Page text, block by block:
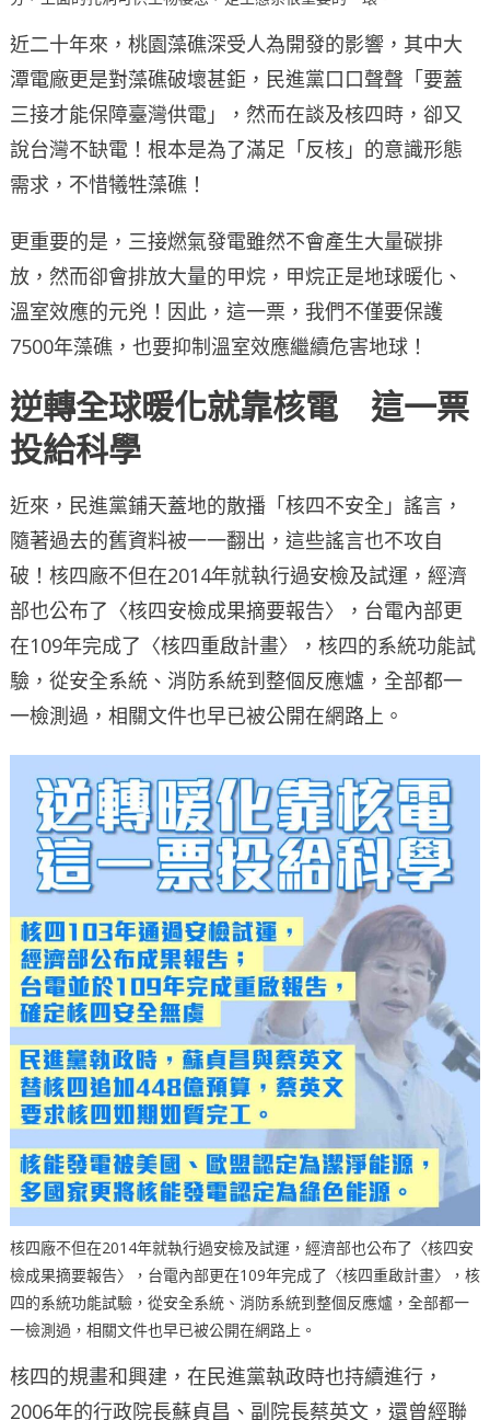
近二十年來，桃園藻礁深受人為開發的影響，其中大
潭電廠更是對藻礁破壞甚鉅，民進黨口口聲聲「要蓋
三接才能保障臺灣供電」，然而在談及核四時，卻又
說台灣不缺電！根本是為了滿足「反核」的意識形態
需求，不惜犧牲藻礁！
更重要的是，三接燃氣發電雖然不會產生大量碳排
放，然而卻會排放大量的甲烷，甲烷正是地球暖化、
溫室效應的元兇！因此，這一票，我們不僅要保護
7500年藻礁，也要抑制溫室效應繼續危害地球！
逆轉全球暖化就靠核電 這一票
投給科學
近來，民進黨鋪天蓋地的散播「核四不安全」謠言，
隨著過去的舊資料被一一翻出，這些謠言也不攻自
破！核四廠不但在2014年就執行過安檢及試運，經濟
部也公布了〈核四安檢成果摘要報告〉，台電內部更
在109年完成了〈核四重啟計畫〉，核四的系統功能試
驗，從安全系統、消防系統到整個反應爐，全部都一
一檢測過，相關文件也早已被公開在網路上。
核四廠不但在2014年就執行過安檢及試運，經濟部也公布了〈核四安
檢成果摘要報告〉，台電內部更在109年完成了〈核四重啟計畫〉，核
四的系統功能試驗，從安全系統、消防系統到整個反應爐，全部都一
一檢測過，相關文件也早已被公開在網路上。
核四的規畫和興建，在民進黨執政時也持續進行，
2006年的行政院長蘇貞昌、副院長蔡英文，還曾經聯